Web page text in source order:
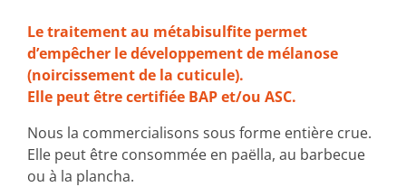
Le traitement au métabisulfite permet
d’empêcher le développement de mélanose
(noircissement de la cuticule).
Elle peut être certifiée BAP et/ou ASC.
Nous la commercialisons sous forme entière crue.
Elle peut être consommée en paëlla, au barbecue
ou à la plancha.